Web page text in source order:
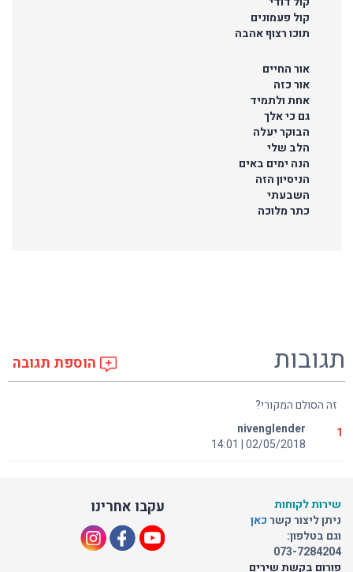
קול פעמונים
תוכו רצוף אהבה
אור החיים
אור כזה
אחת ולתמיד
גם כי אלך
הבוקר יעלה
הלב שלי
הנה ימים באים
הניסיון הזה
השבעתי
כתר מלוכה
תגובות הוספת תגובה
זה הסולם המקורי?
nivenglender
02/05/2018 | 14:01
1
עקבו אחרינו
שירות לקוחות
ניתן ליצור קשרכאן
וגם בטלפון:
073-7284204
פורום בקשת שירים